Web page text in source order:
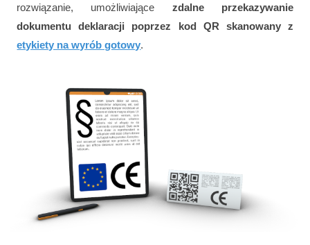
rozwiązanie, umożliwiające zdalne przekazywanie
dokumentu deklaracji poprzez kod QR skanowany z
etykiety na wyrób gotowy.